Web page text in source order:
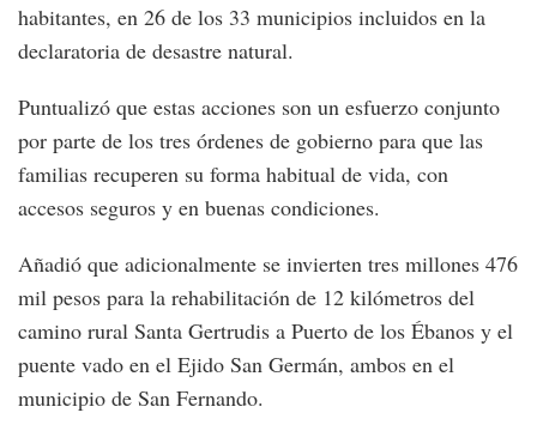
habitantes, en 26 de los 33 municipios incluidos en la
declaratoria de desastre natural.
Puntualizó que estas acciones son un esfuerzo conjunto
por parte de los tres órdenes de gobierno para que las
familias recuperen su forma habitual de vida, con
accesos seguros y en buenas condiciones.
Añadió que adicionalmente se invierten tres millones 476
mil pesos para la rehabilitación de 12 kilómetros del
camino rural Santa Gertrudis a Puerto de los Ébanos y el
puente vado en el Ejido San Germán, ambos en el
municipio de San Fernando.